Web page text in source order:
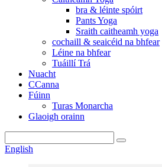
bra & léinte spóirt
Pants Yoga
Sraith caitheamh yoga
cochaill & seaicéid na bhfear
Léine na bhfear
Tuáillí Trá
Nuacht
CCanna
Fúinn
Turas Monarcha
Glaoigh orainn
English